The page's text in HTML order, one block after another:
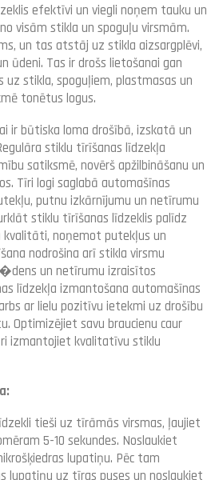
efektīvi un viegli noņem tauku un
visām stikla un spoguļu virsmām.
un tas atstāj uz stikla aizsargplēvi,
ūdeni. Tas ir drošs lietošanai gan
stikla, spoguļiem, plastmasas un
tonētus logus.
ir būtiska loma drošībā, izskatā un
stiklu tīrīšanas līdzekļa
satiksmē, novērš apžilbināšanu un
Tīri logi saglabā automašīnas
putnu izkārnījumu un netīrumu
stiklu tīrīšanas līdzeklis palīdz
noņemot putekļus un
nodrošina arī stikla virsmu
un netīrumu izraisītos
līdzekļa izmantošana automašīnas
ar lielu pozitīvu ietekmi uz drošību
Optimizējiet savu braucienu caur
izmantojiet kvalitatīvu stiklu
tieši uz tīrāmās virsmas, ļaujiet
5-10 sekundes. Noslaukiet
lupatiņu. Pēc tam
lupatiņu uz tīras puses un noslaukiet